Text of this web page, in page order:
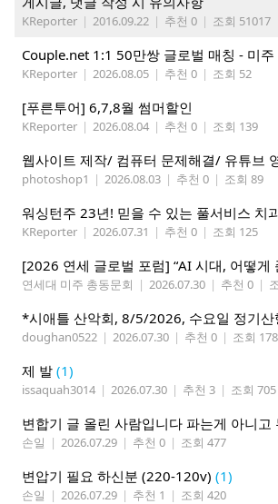
KReporter | 2016.09.22 | 추천 0 | 조회 51017
KReporter | 2026.08.05 | 추천 0 | 조회 52
[푸른투어] 6,7,8월 썸머할인
KReporter | 2026.08.04 | 추천 0 | 조회 139
photoshop1 | 2026.08.03 | 추천 0 | 조회 89
워싱턴주 23년! 믿을 수 있는 풀서비스 치
KReporter | 2026.07.31 | 추천 0 | 조회 125
연세대 미주 총동문회 | 2026.07.30 | 추천 0 |
doughan0522 | 2026.07.30 | 추천 0 | 조회 178
제 발 (1)
issaquah3014 | 2026.07.30 | 추천 3 | 조회 705
손일 | 2026.07.29 | 추천 0 | 조회 477
변압기 필요 하신분 (220-120v) (1)
손일 | 2026.07.29 | 추천 1 | 조회 420